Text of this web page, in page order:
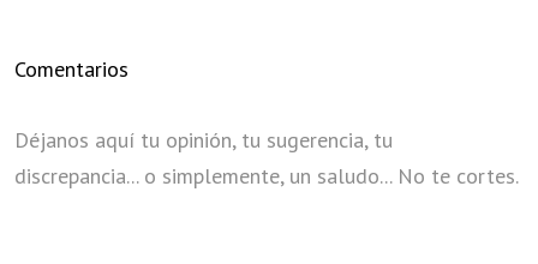
Comentarios
Déjanos aquí tu opinión, tu sugerencia, tu
discrepancia... o simplemente, un saludo... No te cortes.